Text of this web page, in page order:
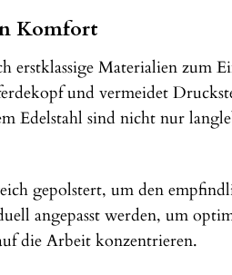
Komfort
erstklassige Materialien zum
und vermeidet
Edelstahl sind nicht nur
gepolstert, um den
angepasst werden, um
die Arbeit konzentrieren.